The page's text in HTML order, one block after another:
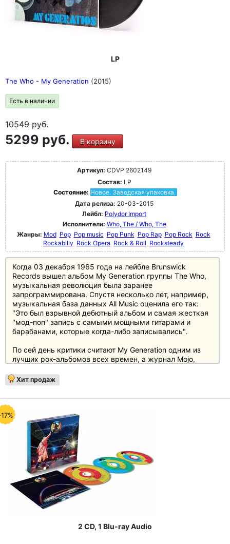
LP
The Who - My Generation (2015)
Есть в наличии
10549руб.
5299 руб. В корзину
Артикул: CDVP 2602149
Состав: LP
Состояние: Новое. Заводская упаковка.
Дата релиза: 20-03-2015
Лейбл: Polydor Import
Исполнители: Who, The / Who, The
Жанры: Mod Pop Pop music Pop Punk Pop Rap Pop Rock Rock
Rockabilly Rock Opera Rock & Roll Rocksteady
Когда 03 декабря 1965 года на лейбле Brunswick
Records вышел альбом My Generation группы The Who,
музыкальная революция была заранее
запрограммирована. Спустя несколько лет, например,
музыкальная база данных All Music оценила его так:
"Это был взрывной дебютный альбом и самая жесткая
"мод-поп" запись с самыми мощными гитарами и
барабанами, которые когда-либо записывались".
По сей день критики считают My Generation одним из
лучших рок-альбомов всех времен, а журнал Mojo,
альбомом всех времен.
Хит продаж
2 CD, 1 Blu-ray Audio